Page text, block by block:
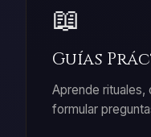
📖
Guías
Aprende
formular